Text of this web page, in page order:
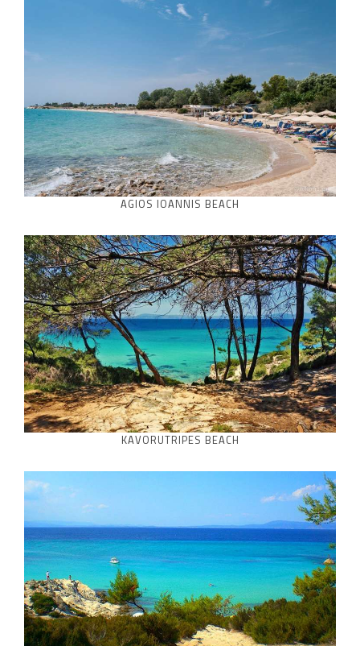
AGIOS IOANNIS BEACH
KAVORUTRIPES BEACH